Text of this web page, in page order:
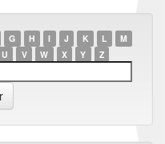
G H I J K L
M
U V W X Y Z